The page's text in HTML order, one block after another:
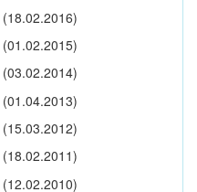
(18.02.2016)
(01.02.2015)
(03.02.2014)
(01.04.2013)
(15.03.2012)
(18.02.2011)
(12.02.2010)